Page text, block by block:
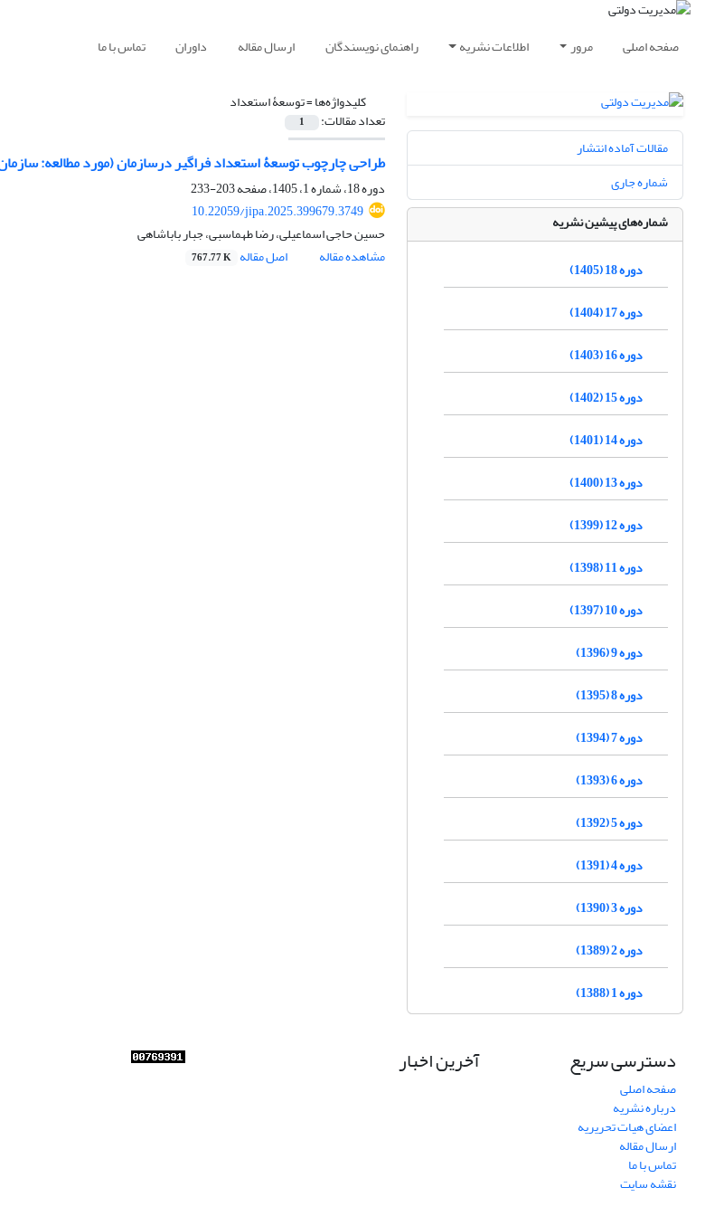
صفحه اصلی مرور اطلاعات نشریه راهنمای نویسندگان ارسال مقاله داوران تماس با ما
کلیدواژه‌ها =توسعۀ استعداد
تعداد مقالات: 1
طراحی چارچوب توسعۀ استعداد فراگیر درسازمان (مورد مطالعه:
دوره 18، شماره 1، 1405، صفحه
203-233
10.22059/jipa.2025.399679.3749
حسین حاجی اسماعیلی، رضا طهماسبی، جبار باباشاهی
مشاهده مقاله
اصل مقاله 767.77 K
مقالات آماده انتشار
شماره جاری
شماره‌های پیشین نشریه
دوره 18 (1405)
دوره 17 (1404)
دوره 16 (1403)
دوره 15 (1402)
دوره 14 (1401)
دوره 13 (1400)
دوره 12 (1399)
دوره 11 (1398)
دوره 10 (1397)
دوره 9 (1396)
دوره 8 (1395)
دوره 7 (1394)
دوره 6 (1393)
دوره 5 (1392)
دوره 4 (1391)
دوره 3 (1390)
دوره 2 (1389)
دوره 1 (1388)
دسترسی سریع
صفحه اصلی
درباره نشریه
اعضای هیات تحریریه
ارسال مقاله
تماس با ما
نقشه سایت
آخرین اخبار